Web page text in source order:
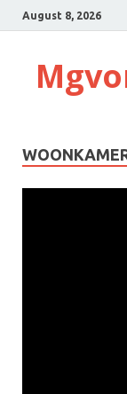
August 8, 2026